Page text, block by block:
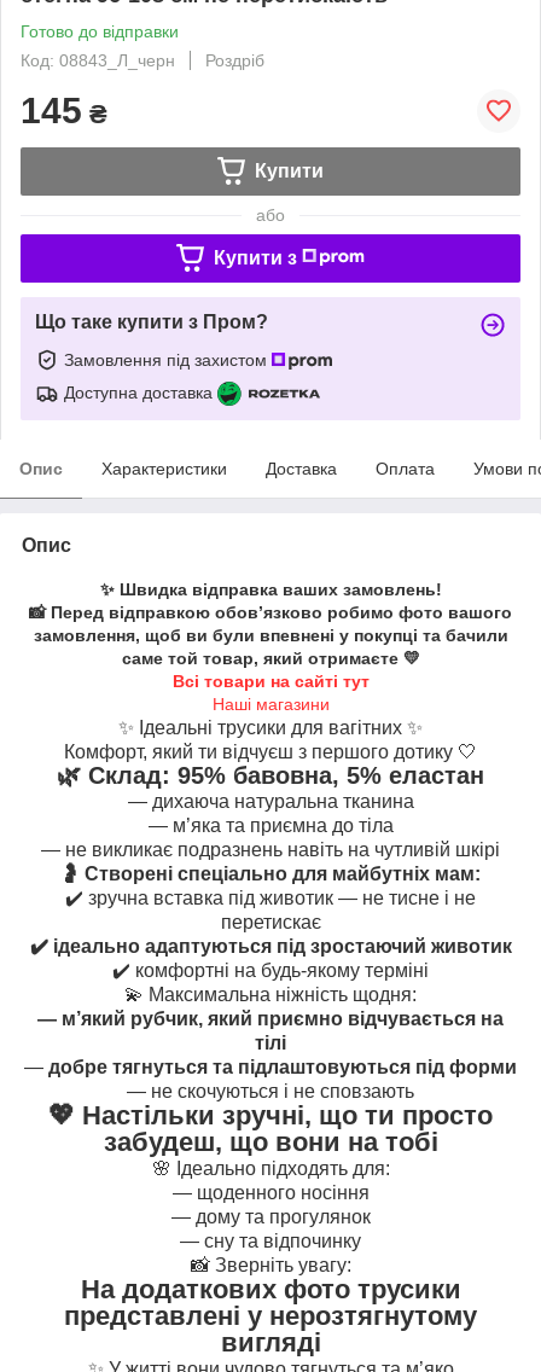
Готово до відправки
Код: 08843_Л_черн
Роздріб
145 ₴
Купити
або
Купити з
Що таке купити з Пром?
Замовлення під захистом
Доступна доставка
Опис Характеристики Доставка Оплата Умови
Опис
✨ Швидка відправка ваших замовлень!
📸 Перед відправкою обов’язково робимо фото вашого
замовлення, щоб ви були впевнені у покупці та бачили
саме той товар, який отримаєте 💛
Всі товари на сайті тут
Наші магазини
✨ Ідеальні трусики для вагітних ✨
Комфорт, який ти відчуєш з першого дотику 🤍
🌿 Склад: 95% бавовна, 5% еластан
— дихаюча натуральна тканина
— м’яка та приємна до тіла
— не викликає подразнень навіть на чутливій шкірі
🤰 Створені спеціально для майбутніх мам:
✔️ зручна вставка під животик — не тисне і не
перетискає
✔️ ідеально адаптуються під зростаючий животик
✔️ комфортні на будь-якому терміні
💫 Максимальна ніжність щодня:
— м’який рубчик, який приємно відчувається на
тілі
— добре тягнуться та підлаштовуються під форми
— не скочуються і не сповзають
💖 Настільки зручні, що ти просто
забудеш, що вони на тобі
🌸 Ідеально підходять для:
— щоденного носіння
— дому та прогулянок
— сну та відпочинку
📸 Зверніть увагу:
На додаткових фото трусики
представлені у нерозтягнутому
вигляді